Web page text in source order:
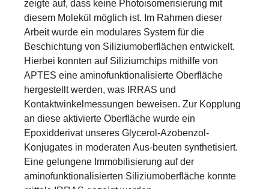
zeigte auf, dass keine Photoisomerisierung mit
diesem Molekül möglich ist. Im Rahmen dieser
Arbeit wurde ein modulares System für die
Beschichtung von Siliziumoberflächen entwickelt.
Hierbei konnten auf Siliziumchips mithilfe von
APTES eine aminofunktionalisierte Oberfläche
hergestellt werden, was IRRAS und
Kontaktwinkelmessungen beweisen. Zur Kopplung
an diese aktivierte Oberfläche wurde ein
Epoxidderivat unseres Glycerol-Azobenzol-
Konjugates in moderaten Aus-beuten synthetisiert.
Eine gelungene Immobilisierung auf der
aminofunktionalisierten Siliziumoberfläche konnte